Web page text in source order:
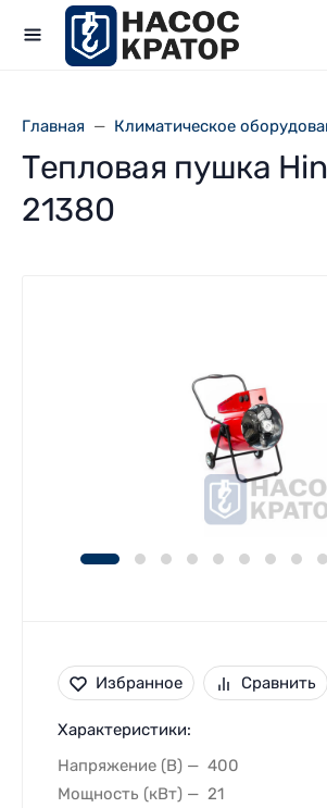
Главная Климатическое
Тепловая пушка
21380
Избранное Сравнить
Характеристики:
Напряжение (В)
400
Мощность (кВт)
21